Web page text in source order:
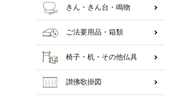
きん・きん台・鳴物
ご法要用品・箱類
椅子・机・その他仏具
讃佛歌掛図